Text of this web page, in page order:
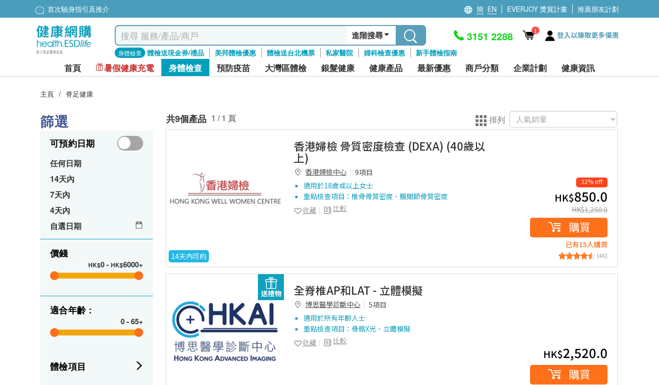
首次驗身指引及推介 簡 EN EVERJOY 獎賞計畫 推薦朋友計劃
進階搜尋
身體檢查 體檢送現金券/禮品 美邦體檢優惠 體檢送台北機票 私家醫院 婦科檢查優惠 新手體檢指南
3151 2288 1 登入以賺取更多優惠
首頁 暑假健康充電 身體檢查 預防疫苗 大灣區體檢 銀髮健康 健康產品 最新優惠 商戶分類 企業計劃 健康資訊
主頁 / 脊足健康
篩選
可預約日期
任何日期
14天內
7天內
4天內
自選日期
價錢
HK$0- HK$6000+
適合年齡 :
0-65+
體檢項目
共9個產品 1 / 1 頁 排列
14天內可約
香港婦檢 骨質密度檢查 (DEXA) (40歲以
上)
香港婦檢中心
9項目
適用於18歲或以上女士
重點檢查項目：椎骨骨質密度、髖關節骨質密度
比較
收藏
32% off
HK$850.0
HK$1,250.0
購買
已有15人購買
(46)
送禮物 全脊椎AP和LAT - 立體模擬
博思醫學診斷中心
5項目
適用於所有年齡人士
重點檢查項目：骨骼X光、立體模擬
比較
收藏
HK$2,520.0
購買